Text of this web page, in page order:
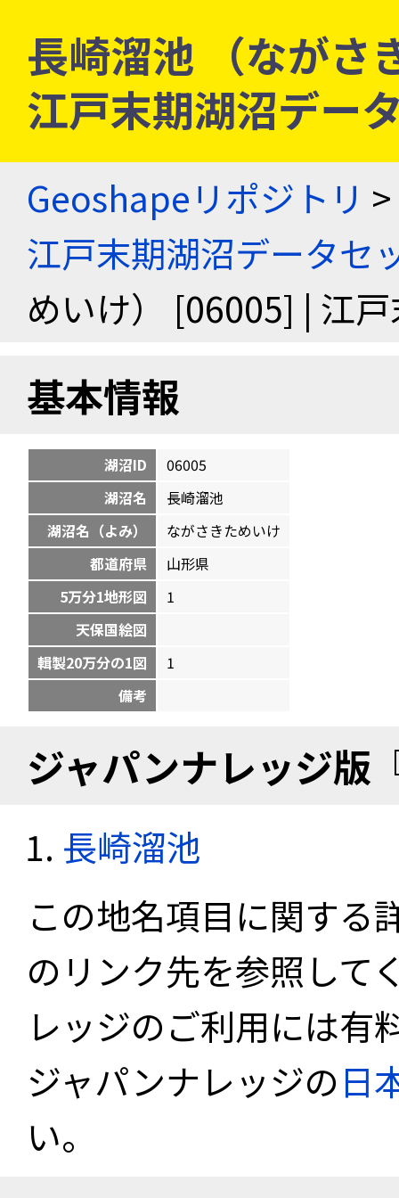
長崎溜池 （なが
江戸末期湖沼デー
Geoshapeリポジトリ >
江戸末期湖沼データセ
めいけ） [06005] | 江
基本情報
湖沼ID
06005
湖沼名
長崎溜池
湖沼名（よみ）
ながさきためいけ
都道府県
山形県
5万分1地形図
1
天保国絵図
輯製20万分の1図
1
備考
ジャパンナレッジ版
長崎溜池
この地名項目に関する
のリンク先を参照して
レッジのご利用には有
ジャパンナレッジの日
い。